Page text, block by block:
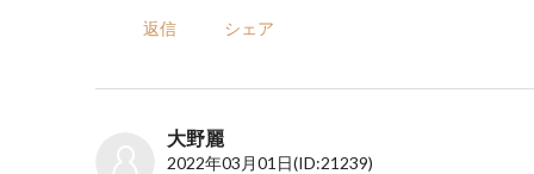
返信 シェア
大野麗
2022年03月01日(ID:21239)